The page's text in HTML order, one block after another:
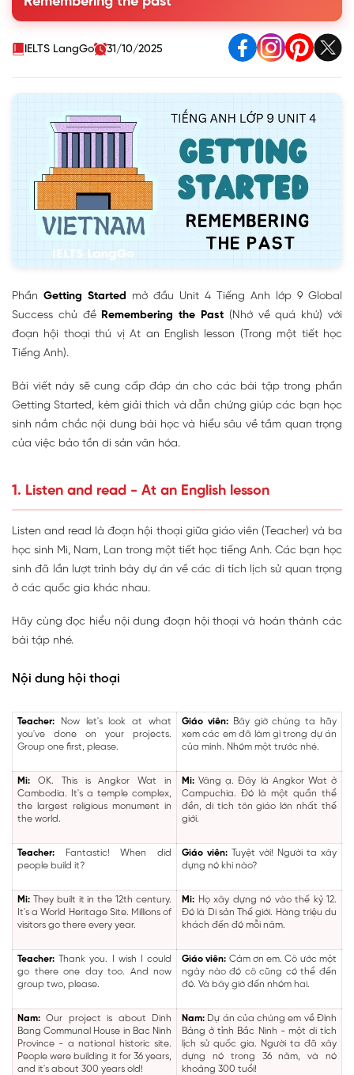
3. Complete each sentence with a word or a phrase from
the box
4. Look at the pictures and complete the sentences
5. GAME - Remembering past events
IELTS LangGo 31/10/2025
Phần Getting Started mở đầu Unit 4 Tiếng Anh lớp 9 Global
Success chủ đề Remembering the Past (Nhớ về quá khứ) với
đoạn hội thoại thú vị At an English lesson (Trong một tiết học
Tiếng Anh).
Bài viết này sẽ cung cấp đáp án cho các bài tập trong phần
Getting Started, kèm giải thích và dẫn chứng giúp các bạn học
sinh nắm chắc nội dung bài học và hiểu sâu về tầm quan trọng
của việc bảo tồn di sản văn hóa.
1. Listen and read - At an English lesson
Listen and read là đoạn hội thoại giữa giáo viên (Teacher) và ba
học sinh Mi, Nam, Lan trong một tiết học tiếng Anh. Các bạn học
sinh đã lần lượt trình bày dự án về các di tích lịch sử quan trọng
ở các quốc gia khác nhau.
Hãy cùng đọc hiểu nội dung đoạn hội thoại và hoàn thành các
bài tập nhé.
Nội dung hội thoại
Teacher: Now let's look at what
you've done on your projects.
Group one first, please.
Giáo viên:Bây giờ chúng ta hãy
xem các em đã làm gì trong dự án
của mình. Nhóm một trước nhé.
Mi: OK. This is Angkor Wat in
Cambodia. It's a temple complex,
the largest religious monument in
the world.
Mi: Vâng ạ. Đây là Angkor Wat ở
Campuchia. Đó là một quần thể
đền, di tích tôn giáo lớn nhất thế
giới.
Teacher: Fantastic! When did
people build it?
Giáo viên: Tuyệt vời! Người ta xây
dựng nó khi nào?
Mi: They built it in the 12th century.
It's a World Heritage Site. Millions of
visitors go there every year.
Mi: Họ xây dựng nó vào thế kỷ 12.
Đó là Di sản Thế giới. Hàng triệu du
khách đến đó mỗi năm.
Teacher: Thank you. I wish I could
go there one day too. And now
group two, please.
Giáo viên: Cảm ơn em. Cô ước một
ngày nào đó cô cũng có thể đến
đó. Và bây giờ đến nhóm hai.
Nam: Our project is about Dinh
Bang Communal House in Bac Ninh
Province - a national historic site.
People were building it for 36 years,
and it's about 300 years old!
Nam: Dự án của chúng em về Đình
Bảng ở tỉnh Bắc Ninh - một di tích
lịch sử quốc gia. Người ta đã xây
dựng nó trong 36 năm, và nó
khoảng 300 tuổi!